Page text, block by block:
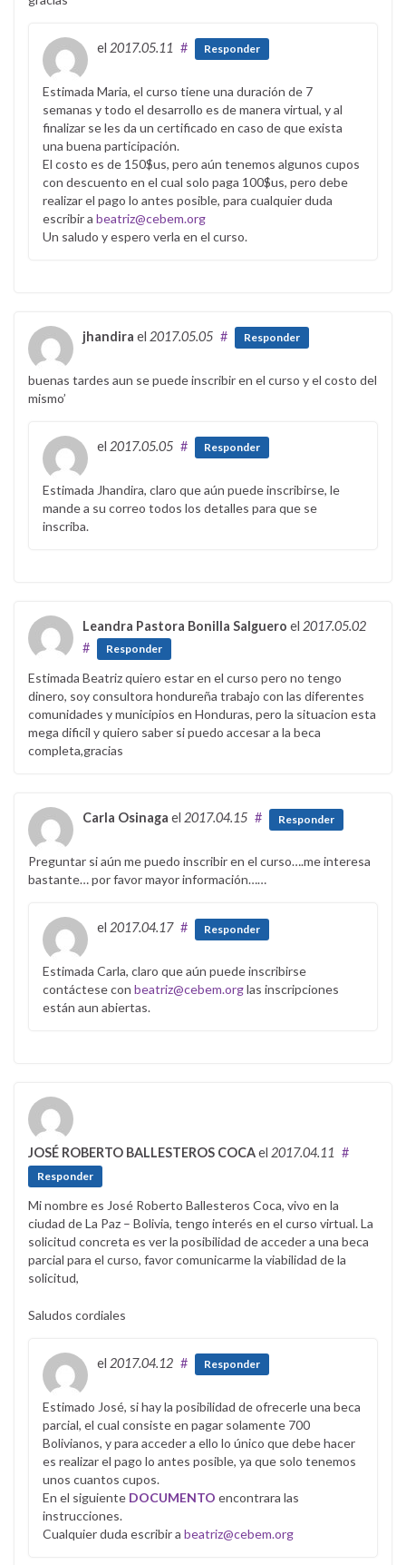
el 2017.05.11 # Responder
Estimada Maria, el curso tiene una duración de 7
semanas y todo el desarrollo es de manera virtual, y al
finalizar se les da un certificado en caso de que exista
una buena participación.
El costo es de 150$us, pero aún tenemos algunos cupos
con descuento en el cual solo paga 100$us, pero debe
realizar el pago lo antes posible, para cualquier duda
escribir a beatriz@cebem.org
Un saludo y espero verla en el curso.
jhandira el 2017.05.05 # Responder
buenas tardes aun se puede inscribir en el curso y el costo del
mismo’
el 2017.05.05 # Responder
Estimada Jhandira, claro que aún puede inscribirse, le
mande a su correo todos los detalles para que se
inscriba.
Leandra Pastora Bonilla Salguero el 2017.05.02
#
Responder
Estimada Beatriz quiero estar en el curso pero no tengo
dinero, soy consultora hondureña trabajo con las diferentes
comunidades y municipios en Honduras, pero la situacion esta
mega dificil y quiero saber si puedo accesar a la beca
completa,gracias
Carla Osinaga el 2017.04.15 # Responder
Preguntar si aún me puedo inscribir en el curso….me interesa
bastante… por favor mayor información……
el 2017.04.17 # Responder
Estimada Carla, claro que aún puede inscribirse
contáctese con beatriz@cebem.orglas inscripciones
están aun abiertas.
JOSÉ ROBERTO BALLESTEROS COCAel 2017.04.11 #
Responder
Mi nombre es José Roberto Ballesteros Coca, vivo en la
ciudad de La Paz – Bolivia, tengo interés en el curso virtual. La
solicitud concreta es ver la posibilidad de acceder a una beca
parcial para el curso, favor comunicarme la viabilidad de la
solicitud,
Saludos cordiales
el 2017.04.12 # Responder
Estimado José, si hay la posibilidad de ofrecerle una beca
parcial, el cual consiste en pagar solamente 700
Bolivianos, y para acceder a ello lo único que debe hacer
es realizar el pago lo antes posible, ya que solo tenemos
unos cuantos cupos.
En el siguiente DOCUMENTO encontrara las
instrucciones.
Cualquier duda escribir a beatriz@cebem.org